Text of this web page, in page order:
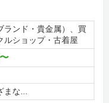
ランド・貴金属）、買
ルショップ・古着屋
な...